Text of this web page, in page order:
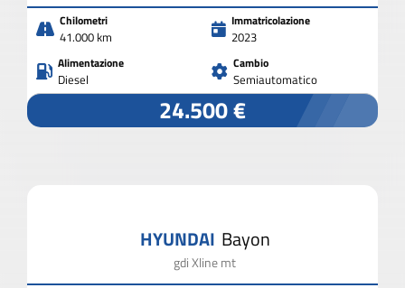
Chilometri
41.000 km
Immatricolazione
2023
Alimentazione
Diesel
Cambio
Semiautomatico
24.500 €
HYUNDAI Bayon
gdi Xline mt